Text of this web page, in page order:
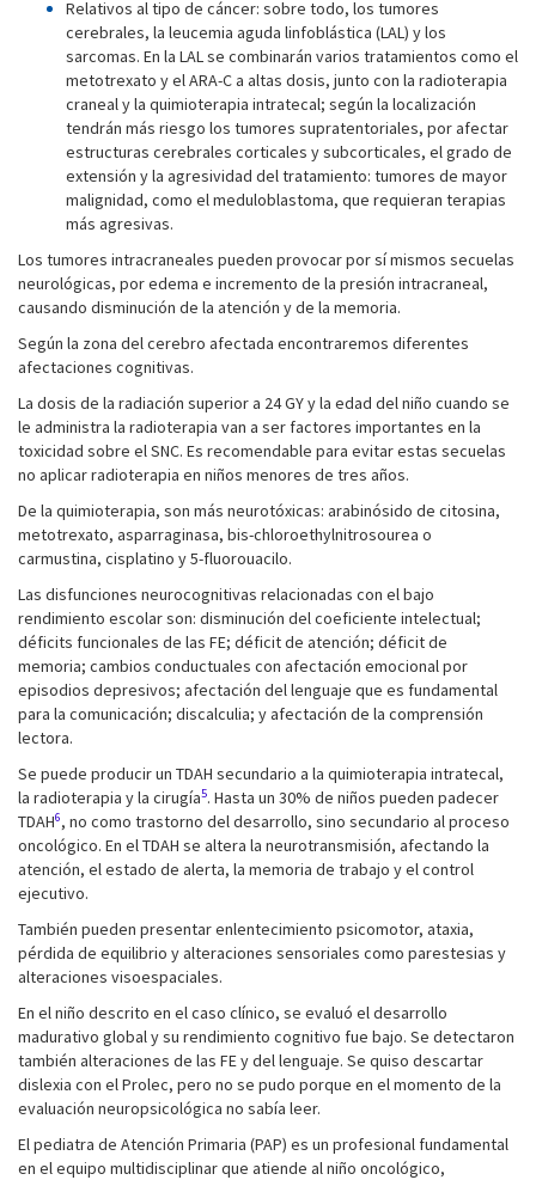
Relativos al tipo de cáncer: sobre todo, los tumores
cerebrales, la leucemia aguda linfoblástica (LAL) y los
sarcomas. En la LAL se combinarán varios tratamientos como el
metotrexato y el ARA-C a altas dosis, junto con la radioterapia
craneal y la quimioterapia intratecal; según la localización
tendrán más riesgo los tumores supratentoriales, por afectar
estructuras cerebrales corticales y subcorticales, el grado de
extensión y la agresividad del tratamiento: tumores de mayor
malignidad, como el meduloblastoma, que requieran terapias
más agresivas.
Los tumores intracraneales pueden provocar por sí mismos secuelas
neurológicas, por edema e incremento de la presión intracraneal,
causando disminución de la atención y de la memoria.
Según la zona del cerebro afectada encontraremos diferentes
afectaciones cognitivas.
La dosis de la radiación superior a 24 GY y la edad del niño cuando se
le administra la radioterapia van a ser factores importantes en la
toxicidad sobre el SNC. Es recomendable para evitar estas secuelas
no aplicar radioterapia en niños menores de tres años.
De la quimioterapia, son más neurotóxicas: arabinósido de citosina,
metotrexato, asparraginasa, bis-chloroethylnitrosourea o
carmustina, cisplatino y 5-fluorouacilo.
Las disfunciones neurocognitivas relacionadas con el bajo
rendimiento escolar son: disminución del coeficiente intelectual;
déficits funcionales de las FE; déficit de atención; déficit de
memoria; cambios conductuales con afectación emocional por
episodios depresivos; afectación del lenguaje que es fundamental
para la comunicación; discalculia; y afectación de la comprensión
lectora.
Se puede producir un TDAH secundario a la quimioterapia intratecal,
la radioterapia y la cirugía5. Hasta un 30% de niños pueden padecer
TDAH6, no como trastorno del desarrollo, sino secundario al proceso
oncológico. En el TDAH se altera la neurotransmisión, afectando la
atención, el estado de alerta, la memoria de trabajo y el control
ejecutivo.
También pueden presentar enlentecimiento psicomotor, ataxia,
pérdida de equilibrio y alteraciones sensoriales como parestesias y
alteraciones visoespaciales.
En el niño descrito en el caso clínico, se evaluó el desarrollo
madurativo global y su rendimiento cognitivo fue bajo. Se detectaron
también alteraciones de las FE y del lenguaje. Se quiso descartar
dislexia con el Prolec, pero no se pudo porque en el momento de la
evaluación neuropsicológica no sabía leer.
El pediatra de Atención Primaria (PAP) es un profesional fundamental
en el equipo multidisciplinar que atiende al niño oncológico,